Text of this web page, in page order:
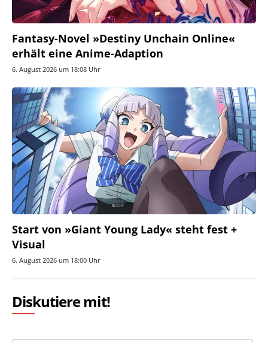
Fantasy-Novel »Destiny Unchain Online«
erhält eine Anime-Adaption
6. August 2026 um 18:08 Uhr
Start von »Giant Young Lady« steht fest +
Visual
6. August 2026 um 18:00 Uhr
Diskutiere mit!